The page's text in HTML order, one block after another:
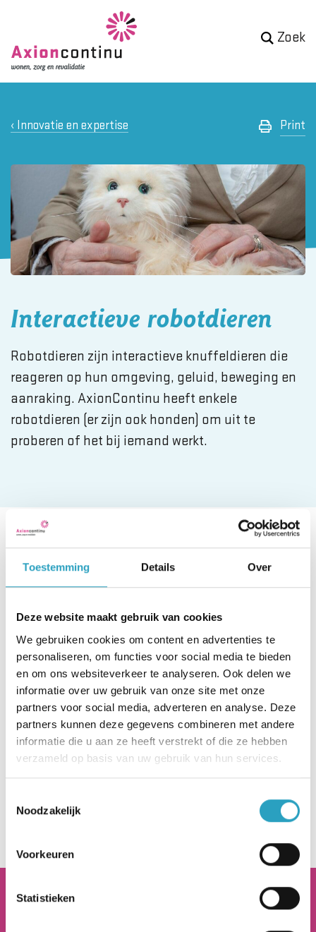
Toestemming Details Over
Deze website maakt gebruik van cookies
We gebruiken cookies om content en advertenties te
personaliseren, om functies voor social media te bieden
en om ons websiteverkeer te analyseren. Ook delen we
informatie over uw gebruik van onze site met onze
partners voor social media, adverteren en analyse. Deze
partners kunnen deze gegevens combineren met andere
informatie die u aan ze heeft verstrekt of die ze hebben
verzameld op basis van uw gebruik van hun services.
Noodzakelijk
Voorkeuren
Statistieken
Zoek
Innovatie en expertise Print
Interactieve robotdieren
Robotdieren zijn interactieve knuffeldieren die
reageren op hun omgeving, geluid, beweging en
aanraking. AxionContinu heeft enkele
robotdieren (er zijn ook honden) om uit te
proberen of het bij iemand werkt.
Robotdier als maatje
Voor mensen met dementie kan een robotkat een
levensecht uit, hij voelt en klinkt ook net als een
echte kat. Hij heeft een zachte vacht en kan
rustgevend spinnen en miauwen. Door de
ingebouwde sensoren reageert deze kat op aaien,
knuffelen en beweging. Het geeft sommige
mensen het gevoel dat er een huisdier aanwezig
is. Dat kan troost bieden en het gevoel van
eenzaamheid verminderen. Maar er zijn ook
ervaren en er niets van moeten hebben.
Optimisten in de Zorg